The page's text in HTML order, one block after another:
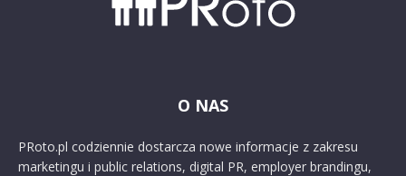
O NAS
PRoto.pl codziennie dostarcza nowe informacje z zakresu
marketingu i public relations, digital PR, employer brandingu,